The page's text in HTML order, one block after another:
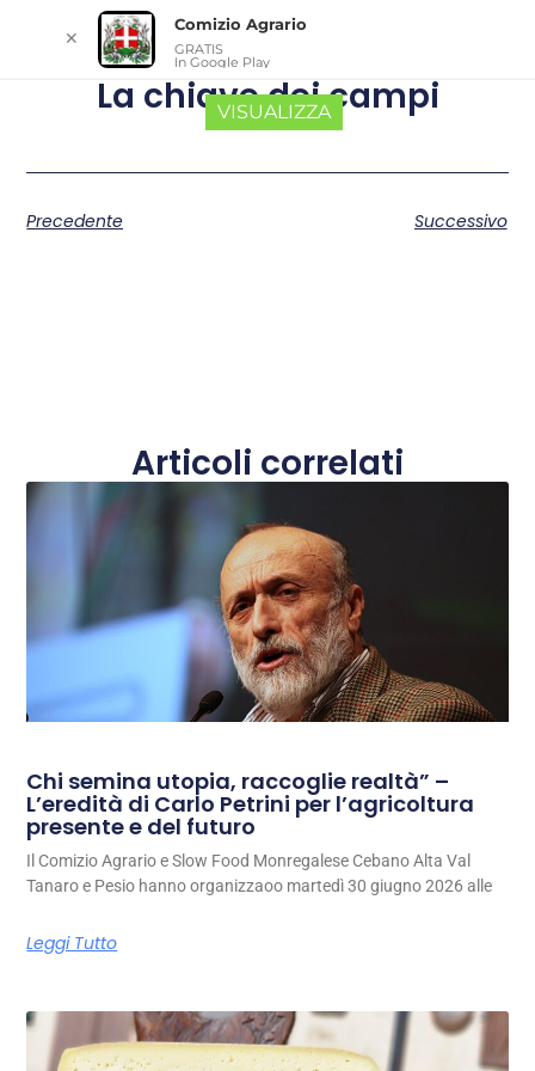
La chiave dei campi
Precedente Successivo
Articoli correlati
Chi semina utopia, raccoglie realtà” –
L’eredità di Carlo Petrini per l’agricoltura
presente e del futuro
Il Comizio Agrario e Slow Food Monregalese Cebano Alta Val
Tanaro e Pesio hanno organizzaoo martedì 30 giugno 2026 alle
Leggi Tutto
✕
Comizio Agrario
GRATIS
In Google Play
VISUALIZZA